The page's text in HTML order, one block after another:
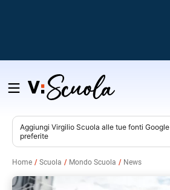
Salta
contenuto
Aggiungi Virgilio Scuola alle tue fonti Google
preferite
Home Scuola Mondo Scuola News